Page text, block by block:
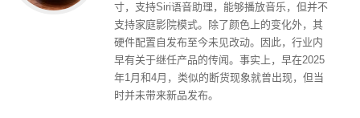
寸，支持Siri语音助理，能够播放音乐，但并不
支持家庭影院模式。除了颜色上的变化外，其
硬件配置自发布至今未见改动。因此，行业内
早有关于继任产品的传闻。事实上，早在2025
年1月和4月，类似的断货现象就曾出现，但当
时并未带来新品发布。